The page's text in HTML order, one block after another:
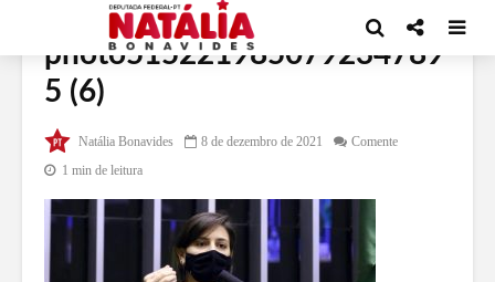
photo515221985079234789
5 (6)
Natália Bonavides 8 de dezembro de 2021
Comente
1 min de leitura